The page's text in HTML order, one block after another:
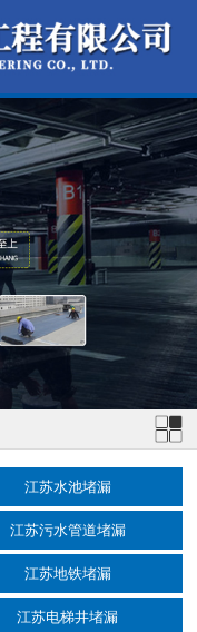
江苏水池堵漏
江苏污水管道堵漏
江苏地铁堵漏
江苏电梯井堵漏